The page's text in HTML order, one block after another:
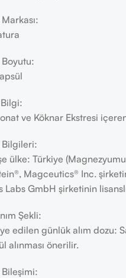
ve Köknar Ekstresi
Bilgileri:
ülke: Türkiye
Magceutics® Inc.
Labs GmbH şirketinin
Şekli:
edilen günlük alım dozu:
alınması önerilir.